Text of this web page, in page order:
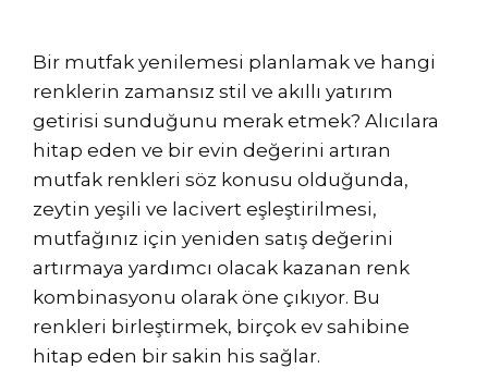
Bir mutfak yenilemesi planlamak ve hangi
renklerin zamansız stil ve akıllı yatırım
getirisi sunduğunu merak etmek? Alıcılara
hitap eden ve bir evin değerini artıran
mutfak renkleri söz konusu olduğunda,
zeytin yeşili ve lacivert eşleştirilmesi,
mutfağınız için yeniden satış değerini
artırmaya yardımcı olacak kazanan renk
kombinasyonu olarak öne çıkıyor. Bu
renkleri birleştirmek, birçok ev sahibine
hitap eden bir sakin his sağlar.